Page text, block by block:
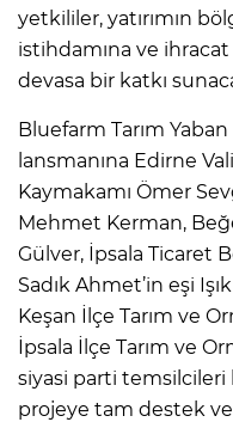
yetkililer, yatırımın
istihdamına ve
devasa bir katkı
Bluefarm Tarım
lansmanına Edirne
Kaymakamı Ömer
Mehmet Kerman,
Gülver, İpsala Ticaret
Sadık Ahmet’in eşi
Keşan İlçe Tarım ve
İpsala İlçe Tarım ve
siyasi parti temsilcileri
projeye tam destek